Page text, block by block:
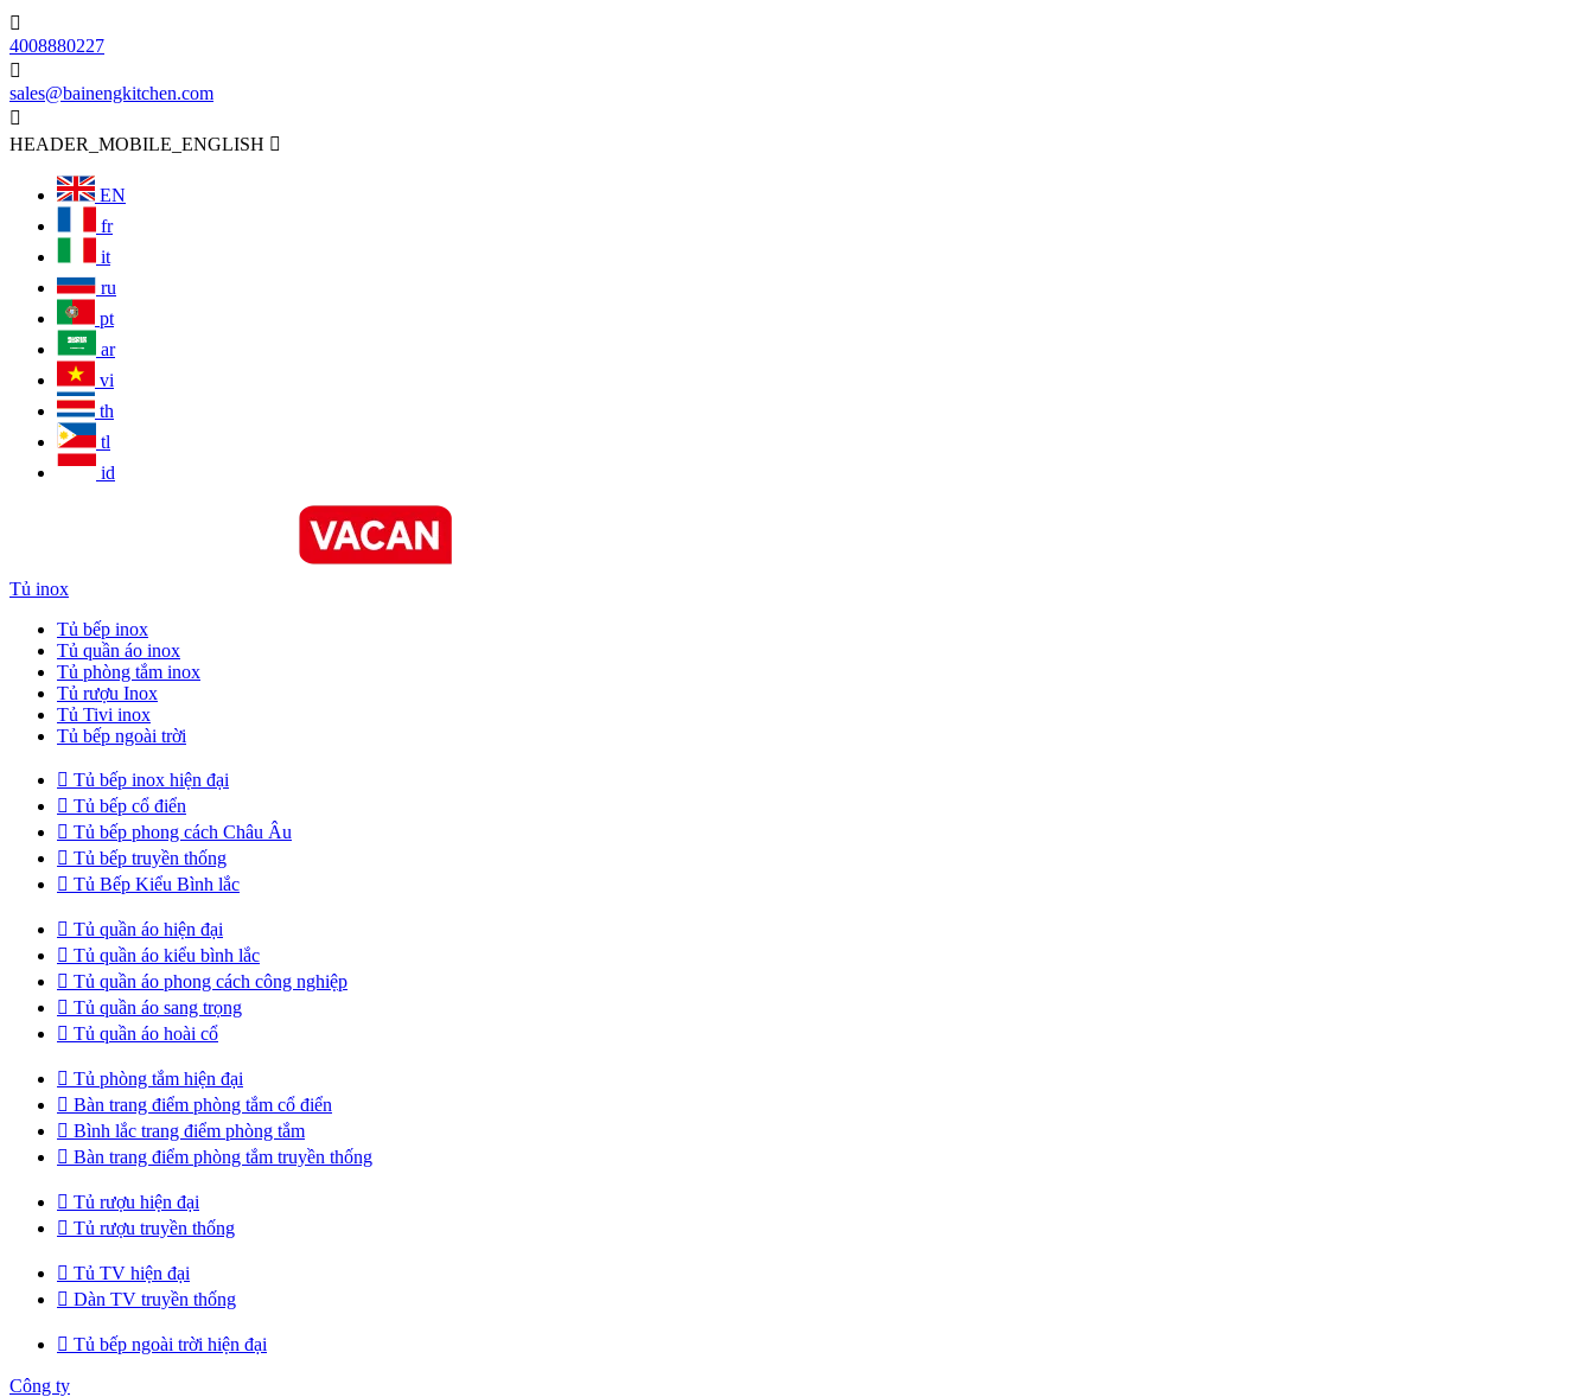

4008880227

sales@bainengkitchen.com

HEADER_MOBILE_ENGLISH 
EN
fr
it
ru
pt
ar
vi
th
tl
id
Tủ inox
Tủ bếp inox
Tủ quần áo inox
Tủ phòng tắm inox
Tủ rượu Inox
Tủ Tivi inox
Tủ bếp ngoài trời
 Tủ bếp inox hiện đại
 Tủ bếp cổ điển
 Tủ bếp phong cách Châu Âu
 Tủ bếp truyền thống
 Tủ Bếp Kiểu Bình lắc
 Tủ quần áo hiện đại
 Tủ quần áo kiểu bình lắc
 Tủ quần áo phong cách công nghiệp
 Tủ quần áo sang trọng
 Tủ quần áo hoài cổ
 Tủ phòng tắm hiện đại
 Bàn trang điểm phòng tắm cổ điển
 Bình lắc trang điểm phòng tắm
 Bàn trang điểm phòng tắm truyền thống
 Tủ rượu hiện đại
 Tủ rượu truyền thống
 Tủ TV hiện đại
 Dàn TV truyền thống
 Tủ bếp ngoài trời hiện đại
Công ty